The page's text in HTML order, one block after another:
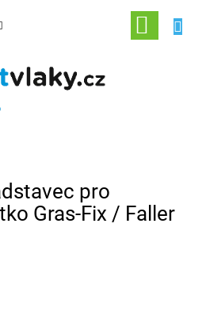
NÁKUPNÍ
KOŠÍK
pro
Gras-Fix / Faller